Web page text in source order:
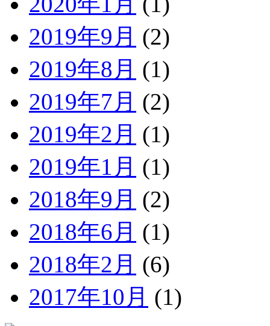
2019年9月 (2)
2019年8月 (1)
2019年7月 (2)
2019年2月 (1)
2019年1月 (1)
2018年9月 (2)
2018年6月 (1)
2018年2月 (6)
2017年10月 (1)